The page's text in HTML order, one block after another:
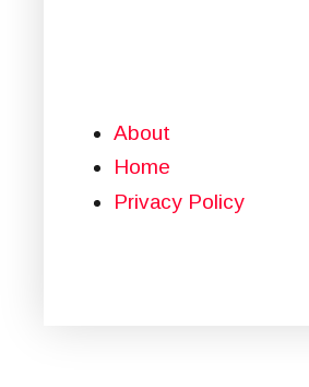
About
Home
Privacy Policy